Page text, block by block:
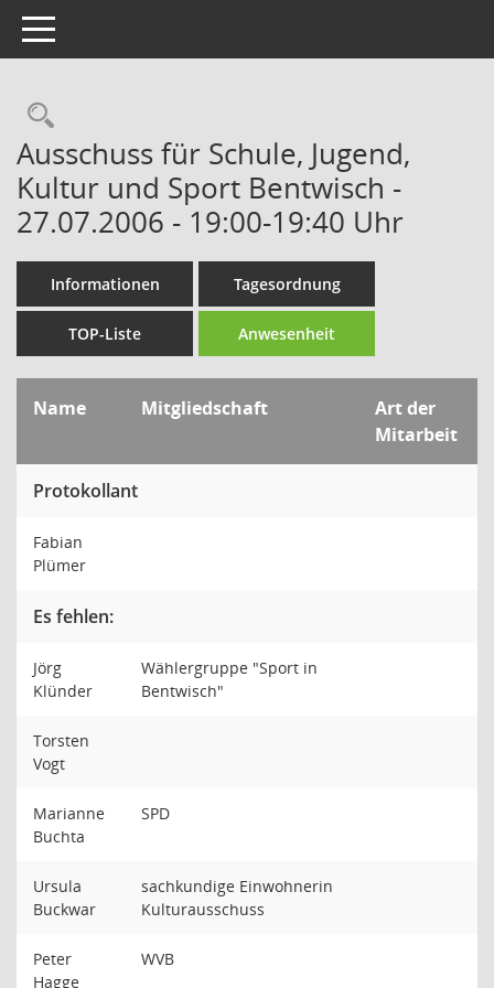
Toggle navigation
Rechercheauswahl
Ausschuss für Schule, Jugend,
Kultur und Sport Bentwisch -
27.07.2006 - 19:00-19:40 Uhr
Informationen Tagesordnung
TOP-Liste Anwesenheit
Name Mitgliedschaft
Art der
Mitarbeit
Protokollant
Fabian
Plümer
Es fehlen:
Jörg
Klünder
Wählergruppe "Sport in
Bentwisch"
Torsten
Vogt
Marianne
Buchta
SPD
Ursula
Buckwar
sachkundige Einwohnerin
Kulturausschuss
Peter
Hagge
WVB